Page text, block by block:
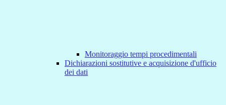
Monitoraggio tempi procedimentali
Dichiarazioni sostitutive e acquisizione d'ufficio
dei dati